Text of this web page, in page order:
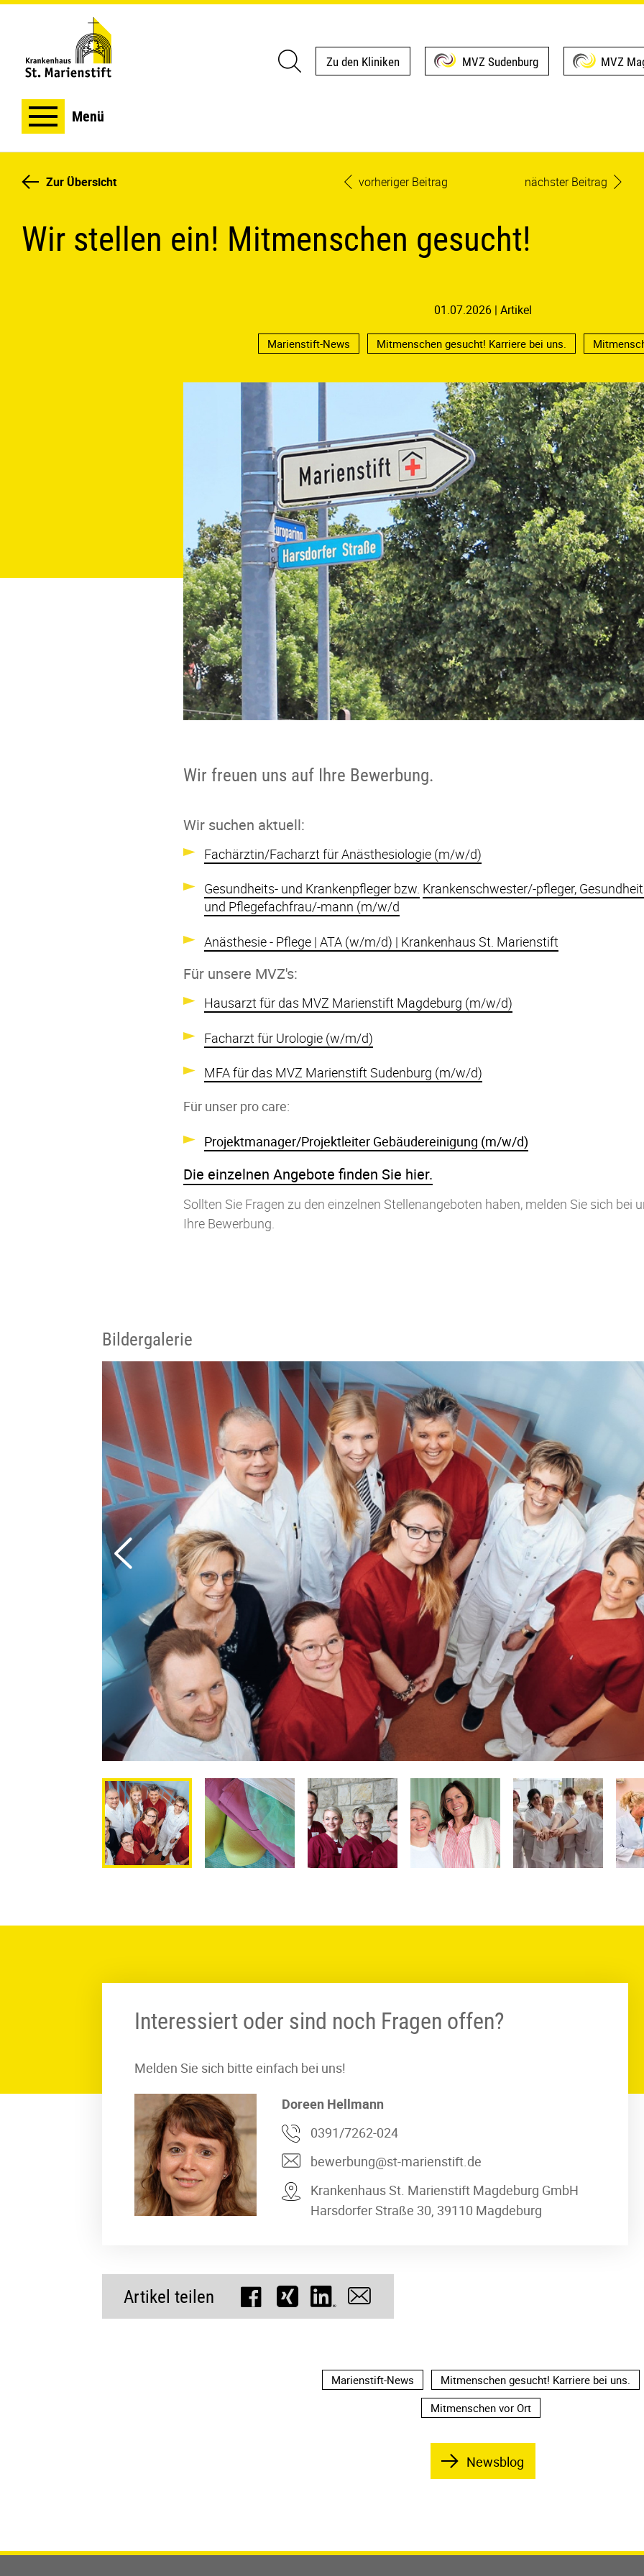
Zu den Kliniken MVZ Sudenburg MVZ
Menü
Zur Übersicht vorheriger Beitrag nächster Beitrag
Wir stellen ein! Mitmenschen gesucht!
01.07.2026 Artikel
Marienstift-News Mitmenschen gesucht! Karriere bei uns.
Wir freuen uns auf Ihre Bewerbung.
Wir suchen aktuell:
Fachärztin/Facharzt für Anästhesiologie (m/w/d)
Gesundheits- und Krankenpfleger bzw. Krankenschwester/-pfleger,
und Pflegefachfrau/-mann (m/w/d
Anästhesie - Pflege | ATA (w/m/d) | Krankenhaus St. Marienstift
Für unsere MVZ's:
Hausarzt für das MVZ Marienstift Magdeburg (m/w/d)
Facharzt für Urologie (w/m/d)
MFA für das MVZ Marienstift Sudenburg (m/w/d)
Für unser pro care:
Projektmanager/Projektleiter Gebäudereinigung (m/w/d)
Die einzelnen Angebote finden Sie hier.
Sollten Sie Fragen zu den einzelnen Stellenangeboten haben, melden Sie sich bei
Ihre Bewerbung.
Bildergalerie
Previous
Previous
Interessiert oder sind noch Fragen offen?
Melden Sie sich bitte einfach bei uns!
Doreen Hellmann
0391/7262-024
bewerbung@st-marienstift.de
Krankenhaus St. Marienstift Magdeburg GmbH
Harsdorfer Straße 30, 39110 Magdeburg
Artikel teilen
Marienstift-News
Mitmenschen gesucht! Karriere bei uns.
Mitmenschen vor Ort
Newsblog